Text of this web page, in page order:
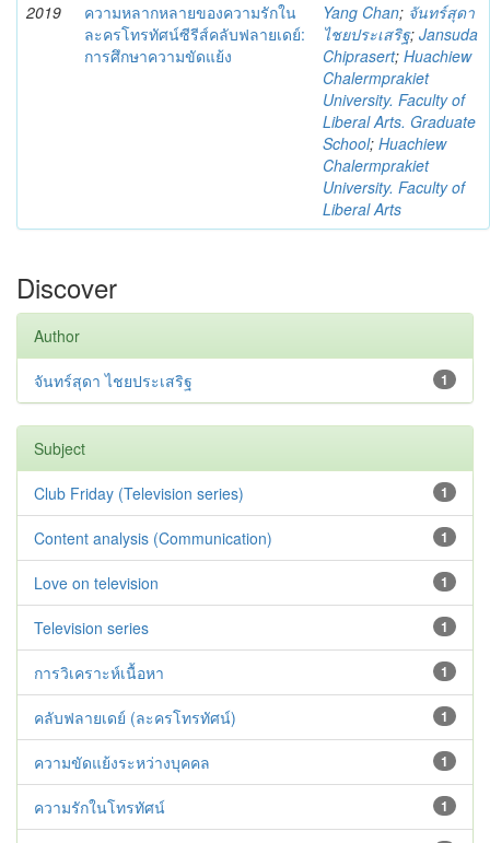
2019
ความหลากหลายของความรักใน
ละครโทรทัศน์ซีรีส์คลับฟลายเดย์:
การศึกษาความขัดแย้ง
Yang Chan; จันทร์สุดา
ไชยประเสริฐ; Jansuda
Chiprasert; Huachiew
Chalermprakiet
University. Faculty of
Liberal Arts. Graduate
School; Huachiew
Chalermprakiet
University. Faculty of
Liberal Arts
Discover
Author
1
จันทร์สุดา ไชยประเสริฐ
Subject
1
Club Friday (Television series)
1
Content analysis (Communication)
1
Love on television
1
Television series
1
การวิเคราะห์เนื้อหา
1
คลับฟลายเดย์ (ละครโทรทัศน์)
1
ความขัดแย้งระหว่างบุคคล
1
ความรักในโทรทัศน์